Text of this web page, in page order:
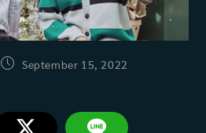
PostSeptember 15, 2022